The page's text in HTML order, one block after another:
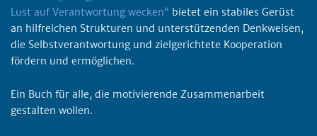
Lust auf Verantwortung wecken“ bietet ein stabiles Gerüst
an hilfreichen Strukturen und unterstützenden Denkweisen,
die Selbstverantwortung und zielgerichtete Kooperation
fördern und ermöglichen.
Ein Buch für alle, die motivierende Zusammenarbeit
gestalten wollen.